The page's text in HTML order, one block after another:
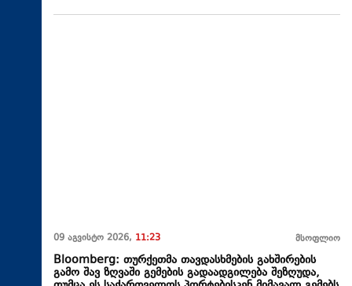
09 აგვისტო 2026, 11:23 მსოფლიო
Bloomberg: თურქეთმა თავდასხმების გახშირების
გამო შავ ზღვაში გემების გადაადგილება შეზღუდა,